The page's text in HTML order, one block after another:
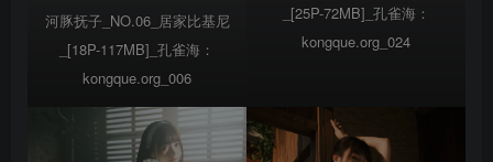
河豚抚子_NO.06_居家比基尼
_[18P-117MB]_孔雀海：
kongque.org_006
_[25P-72MB]_孔雀海：
kongque.org_024